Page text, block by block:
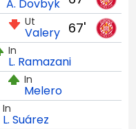
A. Dovbyk
67'
Ut
Valery
In
L. Ramazani
In
Melero
In
L. Suárez